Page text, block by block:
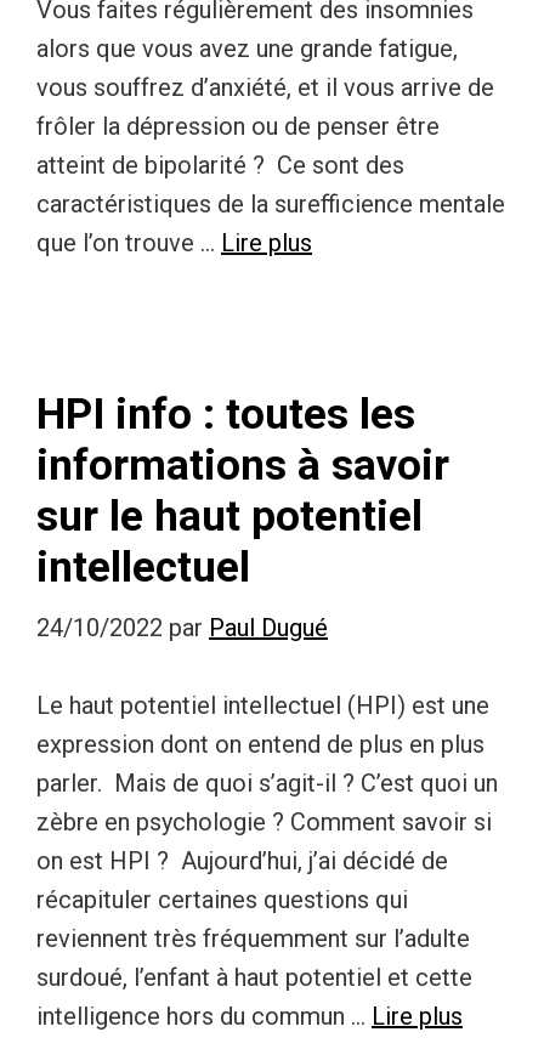
Vous faites régulièrement des insomnies
alors que vous avez une grande fatigue,
vous souffrez d’anxiété, et il vous arrive de
frôler la dépression ou de penser être
atteint de bipolarité ? Ce sont des
caractéristiques de la surefficience mentale
que l’on trouve … Lire plus
HPI info : toutes les
informations à savoir
sur le haut potentiel
intellectuel
24/10/2022 par Paul Dugué
Le haut potentiel intellectuel (HPI) est une
expression dont on entend de plus en plus
parler. Mais de quoi s’agit-il ? C’est quoi un
zèbre en psychologie ? Comment savoir si
on est HPI ? Aujourd’hui, j’ai décidé de
récapituler certaines questions qui
reviennent très fréquemment sur l’adulte
surdoué, l’enfant à haut potentiel et cette
intelligence hors du commun … Lire plus